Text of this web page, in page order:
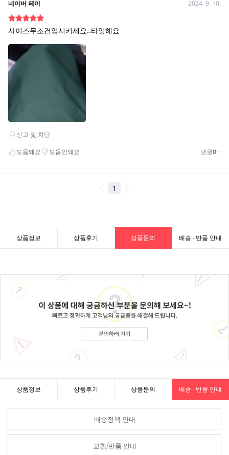
상품정보 상품후기 상품문의 배송 · 반품 안내
상품정보 상품후기 상품문의 배송 · 반품 안내
배송정책 안내
교환/반품 안내